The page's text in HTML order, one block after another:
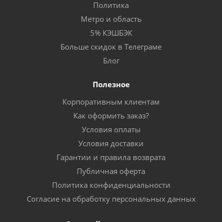
Политика
Метро и область
5% КЭШБЭК
Больше скидок в Телеграме
Блог
Полезное
Корпоративным клиентам
Как оформить заказ?
Условия оплаты
Условия доставки
Гарантии и правила возврата
Публичная оферта
Политика конфиденциальности
Согласие на обработку персональных данных